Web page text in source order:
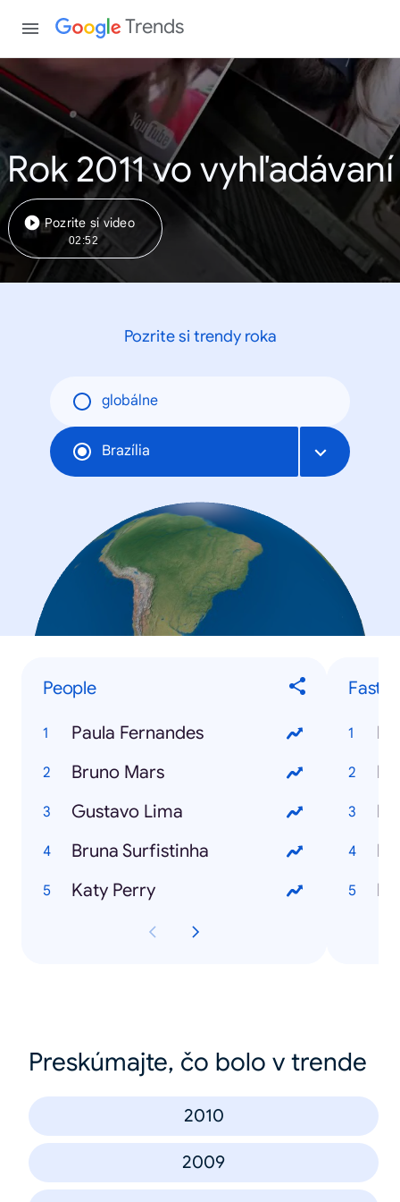
Trends
Rok 2011 vo vyhľadávaní
Pozrite si video
02:52
Pozrite si trendy roka
globálne
Brazília
People
Paula Fernandes
Bruno Mars
Gustavo Lima
Bruna Surfistinha
Katy Perry
Preskúmajte, čo bolo v trende
2010
2009